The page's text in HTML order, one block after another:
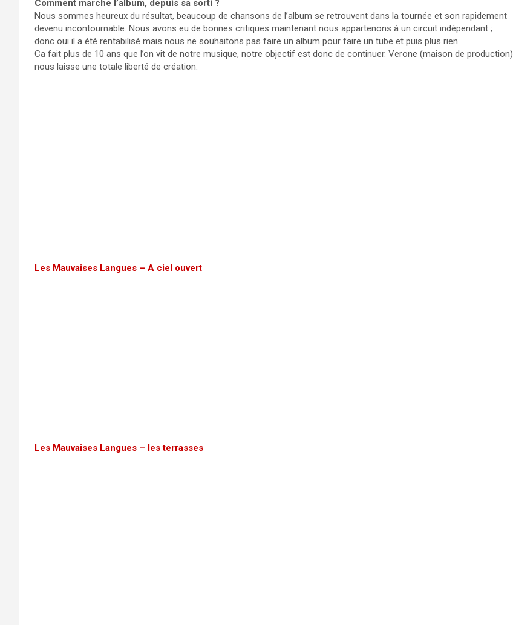
Comment marche l’album, depuis sa sorti ?
Nous sommes heureux du résultat, beaucoup de chansons de l’album se retrouvent dans la tournée et son rapidement
devenu incontournable. Nous avons eu de bonnes critiques maintenant nous appartenons à un circuit indépendant ;
donc oui il a été rentabilisé mais nous ne souhaitons pas faire un album pour faire un tube et puis plus rien.
Ca fait plus de 10 ans que l’on vit de notre musique, notre objectif est donc de continuer. Verone (maison de production)
nous laisse une totale liberté de création.
Les Mauvaises Langues – A ciel ouvert
Les Mauvaises Langues – les terrasses